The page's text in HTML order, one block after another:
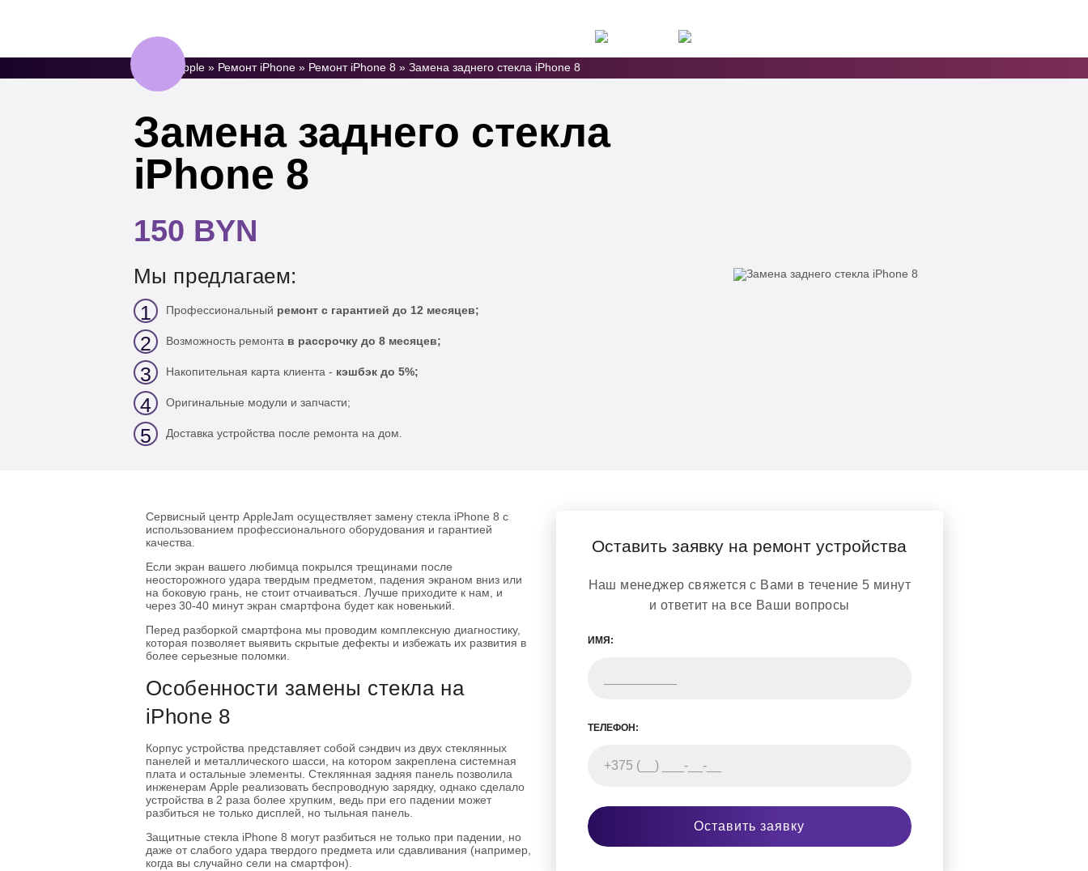
Ремонт Apple» Ремонт iPhone» Ремонт iPhone 8 » Замена заднего стекла iPhone 8
Замена заднего стекла
iPhone 8
150 BYN
Мы предлагаем:
1
Профессиональный ремонт с гарантией до 12 месяцев;
2 Возможность ремонта в рассрочку до 8 месяцев;
3 Накопительная карта клиента - кэшбэк до 5%;
4 Оригинальные модули и запчасти;
5 Доставка устройства после ремонта на дом.
Сервисный центр AppleJam осуществляет замену стекла iPhone 8 с
использованием профессионального оборудования и гарантией
качества.
Если экран вашего любимца покрылся трещинами после
неосторожного удара твердым предметом, падения экраном вниз или
на боковую грань, не стоит отчаиваться. Лучше приходите к нам, и
через 30-40 минут экран смартфона будет как новенький.
Перед разборкой смартфона мы проводим комплексную диагностику,
которая позволяет выявить скрытые дефекты и избежать их развития в
более серьезные поломки.
Особенности замены стекла на
iPhone 8
Корпус устройства представляет собой сэндвич из двух стеклянных
панелей и металлического шасси, на котором закреплена системная
плата и остальные элементы. Стеклянная задняя панель позволила
инженерам Apple реализовать беспроводную зарядку, однако сделало
устройства в 2 раза более хрупким, ведь при его падении может
разбиться не только дисплей, но тыльная панель.
Защитные стекла iPhone 8 могут разбиться не только при падении, но
даже от слабого удара твердого предмета или сдавливания (например,
когда вы случайно сели на смартфон).
Оставить заявку на ремонт устройства
Наш менеджер свяжется с Вами в течение 5 минут
и ответит на все Ваши вопросы
ИМЯ:
ТЕЛЕФОН:
Оставить заявку